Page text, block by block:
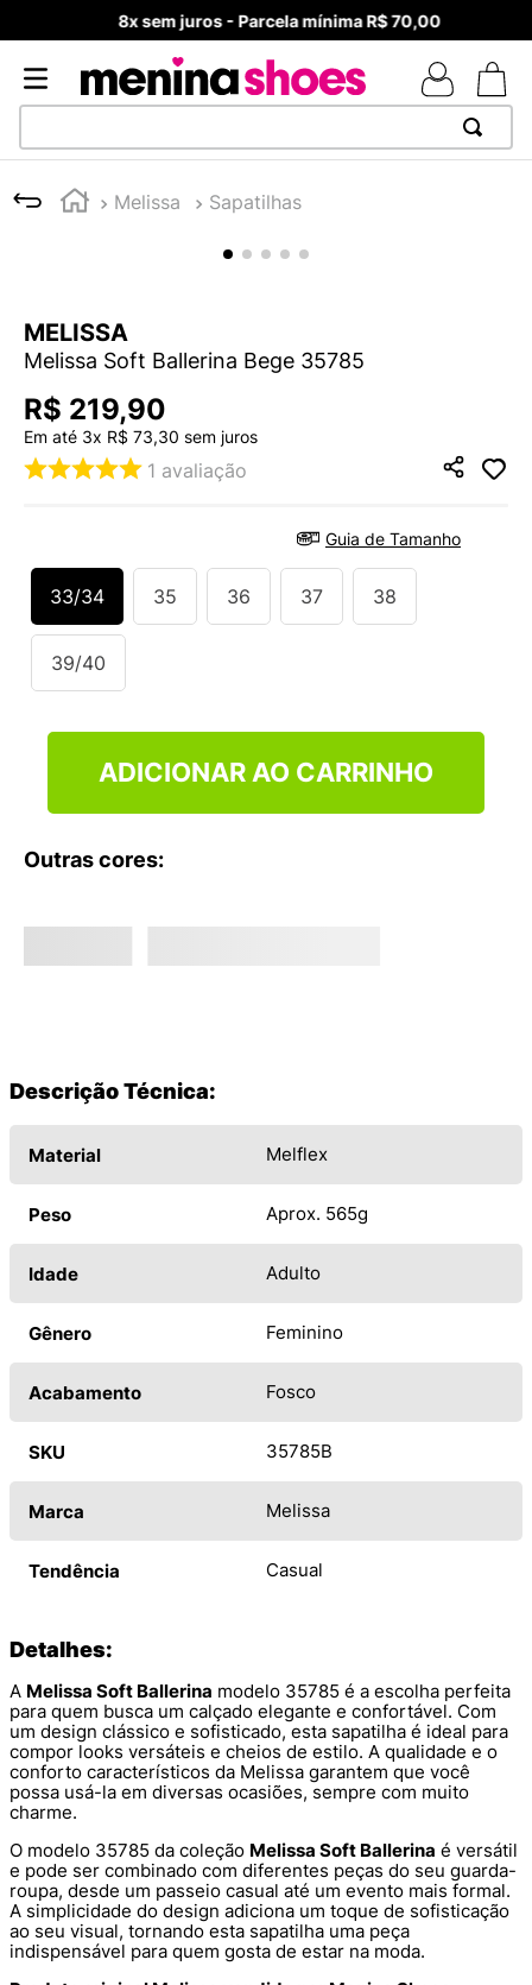
8x sem juros - Parcela mínima R$ 70,00
Melissa Sapatilhas
MELISSA
Melissa Soft Ballerina Bege 35785
R$ 219,90
Em até 3x R$ 73,30 sem juros
1 avaliação
Guia de Tamanho
33/34 35 36 37 38
39/40
ADICIONAR AO CARRINHO
Outras cores:
Descrição Técnica:
Material Melflex
Peso Aprox. 565g
Idade Adulto
Gênero Feminino
Acabamento Fosco
SKU 35785B
Marca Melissa
Tendência Casual
Detalhes:
A Melissa Soft Ballerina modelo 35785 é a escolha perfeita
para quem busca um calçado elegante e confortável. Com
um design clássico e sofisticado, esta sapatilha é ideal para
compor looks versáteis e cheios de estilo. A qualidade e o
conforto característicos da Melissa garantem que você
possa usá-la em diversas ocasiões, sempre com muito
charme.
O modelo 35785 da coleção Melissa Soft Ballerina é versátil
e pode ser combinado com diferentes peças do seu guarda-
roupa, desde um passeio casual até um evento mais formal.
A simplicidade do design adiciona um toque de sofisticação
ao seu visual, tornando esta sapatilha uma peça
indispensável para quem gosta de estar na moda.
2
MELISSAS MINI BABY
5º
ADIDAS
7º
MELISSA SLIDE
8º
VANS TÊNIS VANS ULTRARANGE